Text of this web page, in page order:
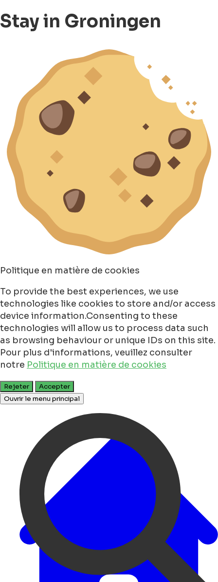
Stay in Groningen
Politique en matière de cookies
To provide the best experiences, we use
technologies like cookies to store and/or access
device information.Consenting to these
technologies will allow us to process data such
as browsing behaviour or unique IDs on this site.
Pour plus d'informations, veuillez consulter
notre Politique en matière de cookies
Rejeter
Accepter
Ouvrir le menu principal